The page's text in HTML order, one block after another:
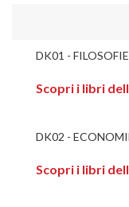
DK01 - FILOSOFIE
Scopri i libri
DK02 -
Scopri i libri